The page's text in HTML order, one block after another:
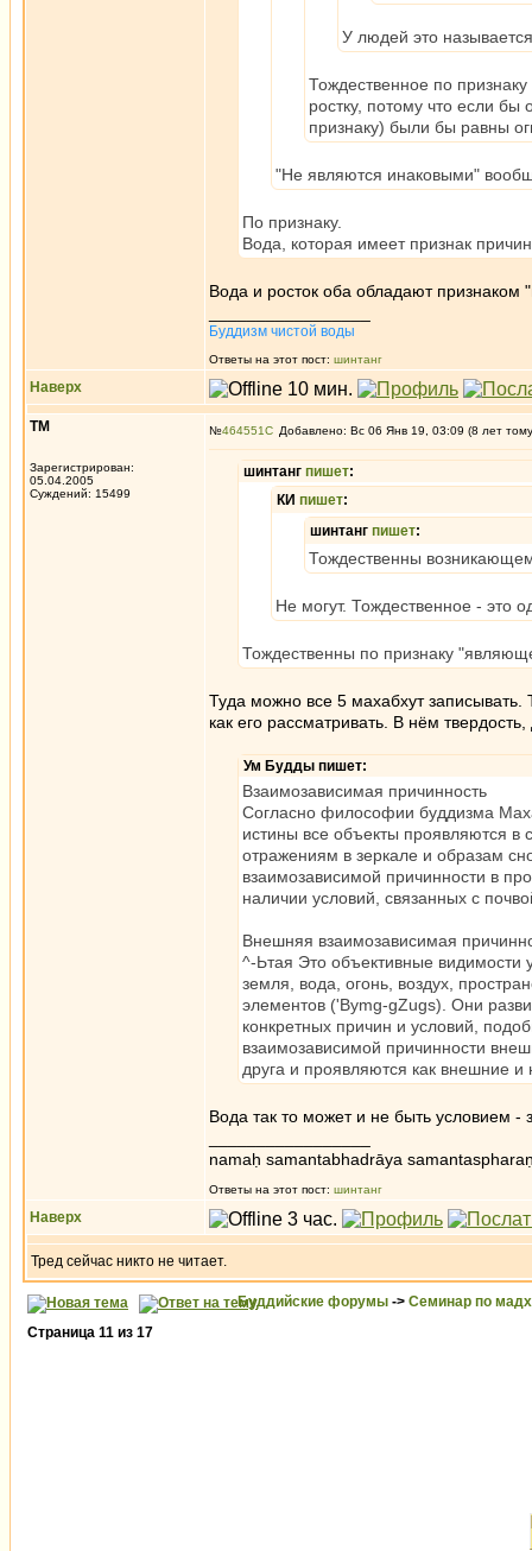
У людей это
Тождественное по
ростку, потому что если
признаку) были бы равны
"Не являются инаковыми"
По признаку.
Вода, которая имеет признак
Вода и росток оба обладают признаком
Буддизм чистой воды
Ответы на этот пост: шинтанг
Наверх
ТМ
Зарегистрирован:
05.04.2005
Суждений: 15499
№464551 Добавлено: Вс 06 Янв 19, 03:09 (8 лет
шинтанг пишет:
КИ пишет:
шинтанг пишет:
Тождественны
Не могут. Тождественное - это
Тождественны по признаку
Туда можно все 5 махабхут записывать.
как его рассматривать. В нём
Ум Будды пишет:
Взаимозависимая причинность
Согласно философии буддизма
истины все объекты проявляются в
отражениям в зеркале и образам
взаимозависимой причинности в
наличии условий, связанных с
Внешняя взаимозависимая
^-Ьтая Это объективные
земля, вода, огонь, воздух,
элементов ('Bymg-gZugs). Они
конкретных причин и условий,
взаимозависимой причинности
друга и проявляются как внешние
Вода так то может и не быть условием -
namaḥ samantabhadrāya
Ответы на этот пост: шинтанг
Наверх
Тред сейчас никто не читает.
Буддийские форумы -> Семинар по
Страница 11 из 17